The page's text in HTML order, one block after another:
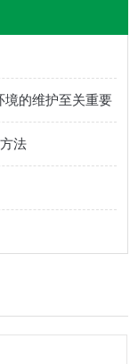
境的维护至关重要
法